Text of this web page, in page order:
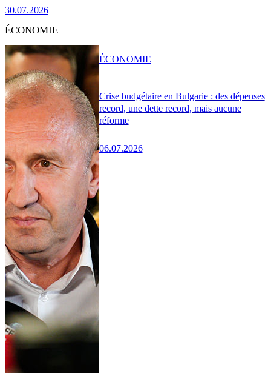
30.07.2026
ÉCONOMIE
Crise budgétaire en Bulgarie : des dépenses
record, une dette record, mais aucune
réforme
06.07.2026
ÉCONOMIE